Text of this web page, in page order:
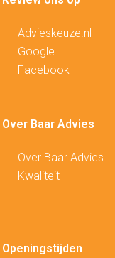
Advieskeuze.nl
Google
Facebook
Over Baar Advies
Over Baar Advies
Kwaliteit
Openingstijden